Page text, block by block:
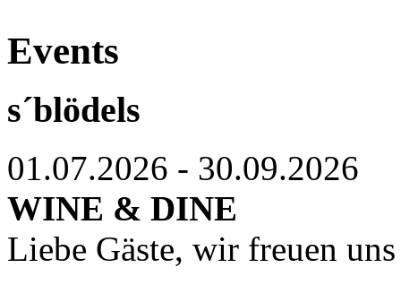
Events
s´blödels
01.07.2026 - 30.09.2026
WINE & DINE
Liebe Gäste, wir freuen